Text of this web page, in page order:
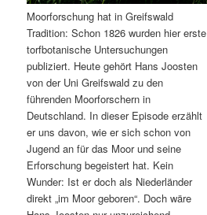
h
a
s
p
r
I
n
l
t
s
Moorforschung hat in Greifswald
Tradition: Schon 1826 wurden hier erste
torfbotanische Untersuchungen
publiziert. Heute gehört Hans Joosten
von der Uni Greifswald zu den
führenden Moorforschern in
Deutschland. In dieser Episode erzählt
er uns davon, wie er sich schon von
Jugend an für das Moor und seine
Erforschung begeistert hat. Kein
Wunder: Ist er doch als Niederländer
direkt „im Moor geboren“. Doch wäre